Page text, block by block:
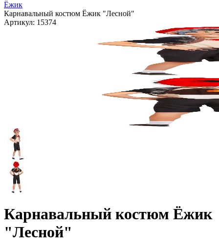
Ёжик
Карнавальный костюм Ёжик "Лесной"
Артикул: 15374
Карнавальный костюм Ёжик
"Лесной"